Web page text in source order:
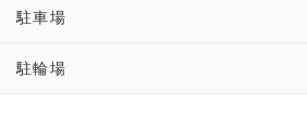
駐車場
駐輪場